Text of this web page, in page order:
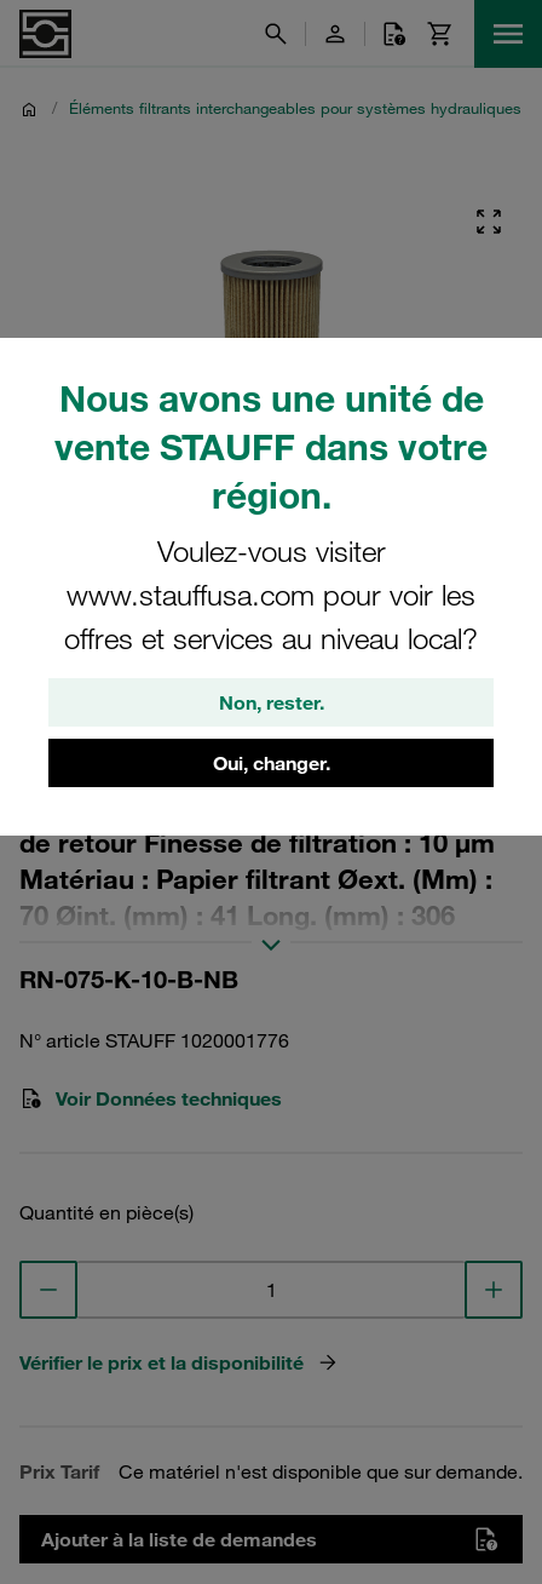
Nous avons une unité de
vente STAUFF dans votre
région.
Voulez-vous visiter
www.stauffusa.com pour voir les
offres et services au niveau local?
Non, rester.
Oui, changer.
/ Éléments filtrants interchangeables pour systèmes hydrauliques
Veuillez noter : l’image est fournie à titre illustratif uniquement et peut différer
de retour Finesse de filtration : 10 µm
Matériau : Papier filtrant Øext. (Mm) :
70 Øint. (mm) : 41 Long. (mm) : 306
RN-075-K-10-B-NB
N° article STAUFF 1020001776
Voir Données techniques
Quantité en pièce(s)
Vérifier le prix et la disponibilité
Prix Tarif Ce matériel n'est disponible que sur demande.
Ajouter à la liste de demandes